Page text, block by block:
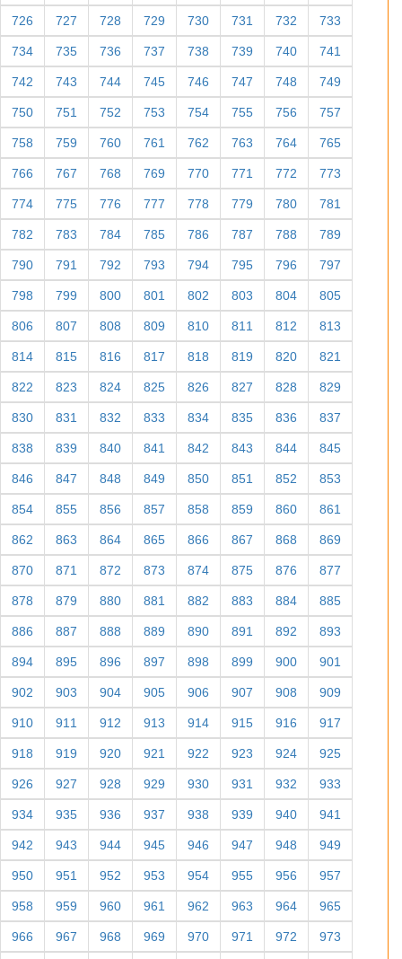
726 727 728 729 730 731 732 733
734 735 736 737 738 739 740 741
742 743 744 745 746 747 748 749
750 751 752 753 754 755 756 757
758 759 760 761 762 763 764 765
766 767 768 769 770 771 772 773
774 775 776 777 778 779 780 781
782 783 784 785 786 787 788 789
790 791 792 793 794 795 796 797
798 799 800 801 802 803 804 805
806 807 808 809 810 811 812 813
814 815 816 817 818 819 820 821
822 823 824 825 826 827 828 829
830 831 832 833 834 835 836 837
838 839 840 841 842 843 844 845
846 847 848 849 850 851 852 853
854 855 856 857 858 859 860 861
862 863 864 865 866 867 868 869
870 871 872 873 874 875 876 877
878 879 880 881 882 883 884 885
886 887 888 889 890 891 892 893
894 895 896 897 898 899 900 901
902 903 904 905 906 907 908 909
910 911 912 913 914 915 916 917
918 919 920 921 922 923 924 925
926 927 928 929 930 931 932 933
934 935 936 937 938 939 940 941
942 943 944 945 946 947 948 949
950 951 952 953 954 955 956 957
958 959 960 961 962 963 964 965
966 967 968 969 970 971 972 973